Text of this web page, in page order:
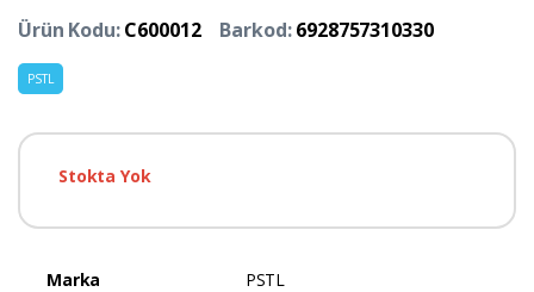
Ürün Kodu:C600012 Barkod:6928757310330
PSTL
Stokta Yok
Marka PSTL